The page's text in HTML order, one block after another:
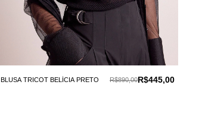
BLUSA TRICOT BELÍCIA PRETO R$445,00
R$890,00